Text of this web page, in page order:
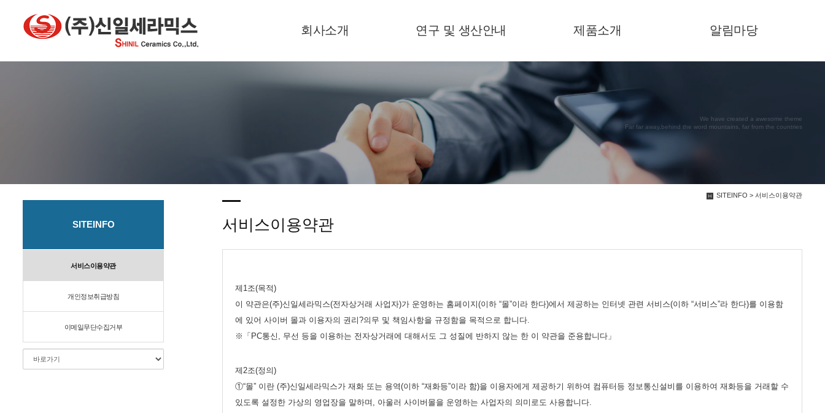
회사소개 연구 및 생산안내 제품소개 알림마당
We have created a awesome theme
Far far away,behind the word mountains, far from the countries
SITEINFO > 서비스이용약관
SITEINFO
서비스이용약관
개인정보취급방침
이메일무단수집거부
서비스이용약관
제1조(목적)
이 약관은(주)신일세라믹스(전자상거래 사업자)가 운영하는 홈페이지(이하 “몰”이라 한다)에서 제공하는 인터넷 관련 서비스(이하 “서비스”라 한다)를 이용함
에 있어 사이버 몰과 이용자의 권리?의무 및 책임사항을 규정함을 목적으로 합니다.
※「PC통신, 무선 등을 이용하는 전자상거래에 대해서도 그 성질에 반하지 않는 한 이 약관을 준용합니다」
제2조(정의)
①“몰” 이란 (주)신일세라믹스가 재화 또는 용역(이하 “재화등”이라 함)을 이용자에게 제공하기 위하여 컴퓨터등 정보통신설비를 이용하여 재화등을 거래할 수
있도록 설정한 가상의 영업장을 말하며, 아울러 사이버몰을 운영하는 사업자의 의미로도 사용합니다.